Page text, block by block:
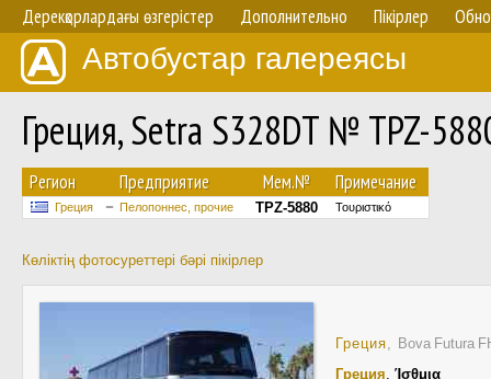
Дерекқорлардағы өзгерістер Дополнительно Пікірлер
Автобустар галереясы
Греция, Setra S328DT № TPZ-
Регион Предприятие Мем.№ Примечание
Греция Пелопоннес, прочие TPZ-5880 Τουριστικό
Көліктің фотосуреттері бәрі пікірлер
Греция, Bova Futura
Греция, Ίσθμια